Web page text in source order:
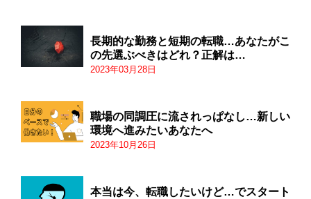
長期的な勤務と短期の転職…あなたがこ
の先選ぶべきはどれ？正解は…
2023年03月28日
職場の同調圧に流されっぱなし…新しい
環境へ進みたいあなたへ
2023年10月26日
本当は今、転職したいけど…でスタート